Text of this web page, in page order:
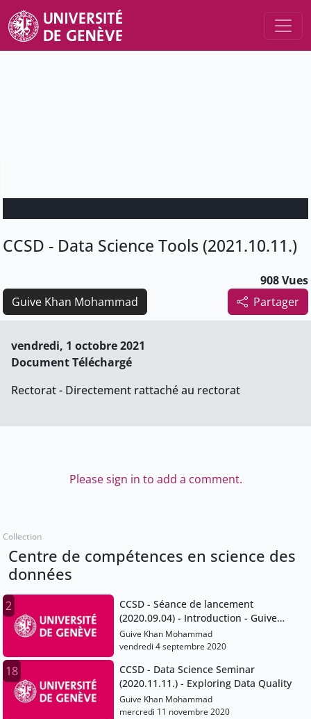
CCSD - Data Science Tools (2021.10.11.)
908 Vues
Partager
Guive Khan Mohammad
vendredi, 1 octobre 2021
Document Téléchargé
Rectorat - Directement rattaché au rectorat
Please sign in to add a comment.
Collection
Centre de compétences en science des
données
2
CCSD - Séance de lancement
(2020.09.04) - Introduction - Guive
Khan.mp4
Guive Khan Mohammad
vendredi 4 septembre 2020
18
CCSD - Data Science Seminar
(2020.11.11.) - Exploring Data Quality
Guive Khan Mohammad
mercredi 11 novembre 2020